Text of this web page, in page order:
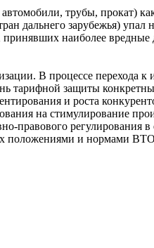
трубы, прокат)
дальнего зарубежья)
наиболее
В процессе
тарифной защиты
и роста
на стимулирование
правового
положениями и нормами